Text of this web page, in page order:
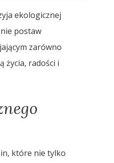
ekologicznej
postaw
zarówno
życia, radości i
które nie tylko